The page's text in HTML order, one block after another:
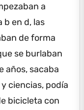
a
b en d, las
de forma
se burlaban
años, sacaba
ciencias, podía
bicicleta con